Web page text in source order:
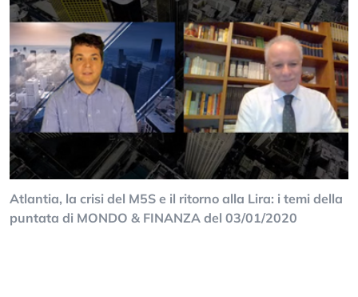
Atlantia, la crisi del M5S e il ritorno alla Lira: i temi della
puntata di MONDO & FINANZA del 03/01/2020